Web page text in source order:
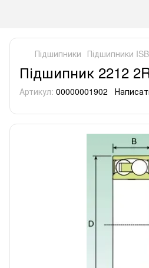
Підшипники Підшипники ISB
Підшипник 2212
Артикул: 00000001902